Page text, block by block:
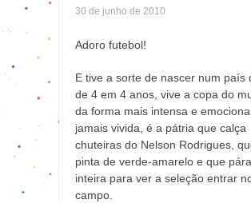
30 de junho de 2010
Adoro futebol!
E tive a sorte de nascer num país
de 4 em 4 anos, vive a copa do
da forma mais intensa e
jamais vivida, é a pátria que calça
chuteiras do Nelson Rodrigues,
pinta de verde-amarelo e que pára
inteira para ver a seleção entrar
campo.